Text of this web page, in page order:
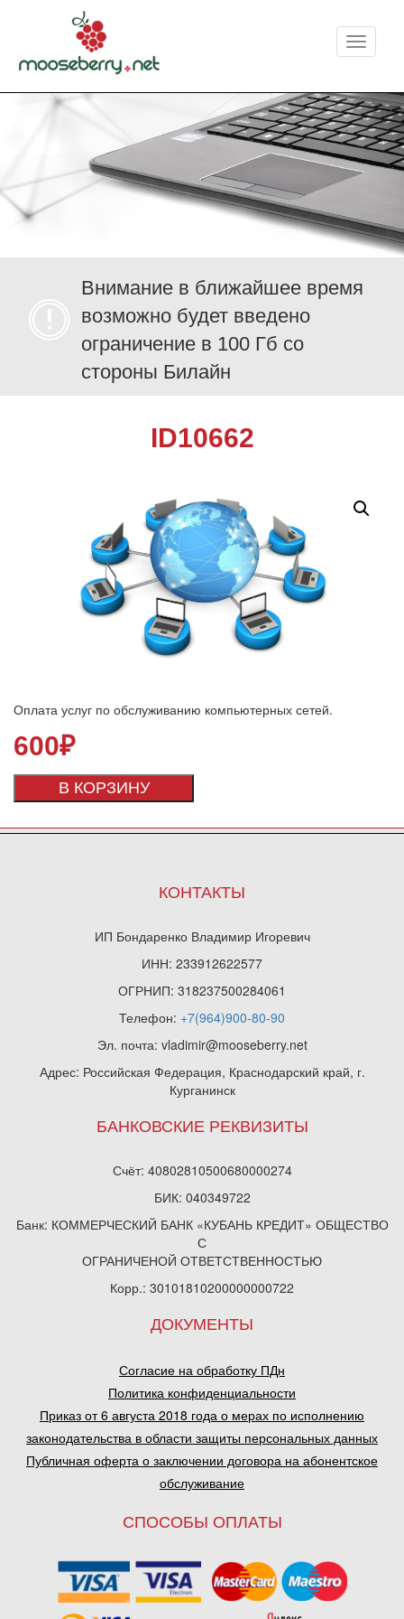
Меню
Внимание в ближайшее время
возможно будет введено
ограничение в 100 Гб со
стороны Билайн
ID10662
Оплата услуг по обслуживанию компьютерных сетей.
600₽
В КОРЗИНУ
КОНТАКТЫ
ИП Бондаренко Владимир Игоревич
ИНН: 233912622577
ОГРНИП: 318237500284061
Телефон: +7(964)900-80-90
Эл. почта: vladimir@mooseberry.net
Адрес: Российская Федерация, Краснодарский край, г.
Курганинск
БАНКОВСКИЕ РЕКВИЗИТЫ
Счёт: 40802810500680000274
БИК: 040349722
Банк: КОММЕРЧЕСКИЙ БАНК «КУБАНЬ КРЕДИТ» ОБЩЕСТВО
С
ОГРАНИЧЕНОЙ ОТВЕТСТВЕННОСТЬЮ
Корр.: 30101810200000000722
ДОКУМЕНТЫ
Согласие на обработку ПДн
Политика конфиденциальности
Приказ от 6 августа 2018 года о мерах по исполнению
законодательства в области защиты персональных данных
Публичная оферта о заключении договора на абонентское
обслуживание
СПОСОБЫ ОПЛАТЫ